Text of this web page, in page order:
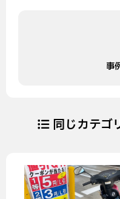
事
同じカテゴ